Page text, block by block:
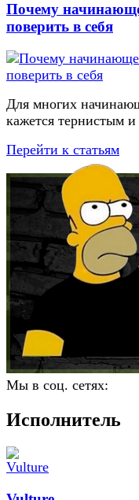
Почему
поверить в себя
Для многих
кажется тернистым
Перейти к статьям
Мы в соц. сетях:
Исполнитель